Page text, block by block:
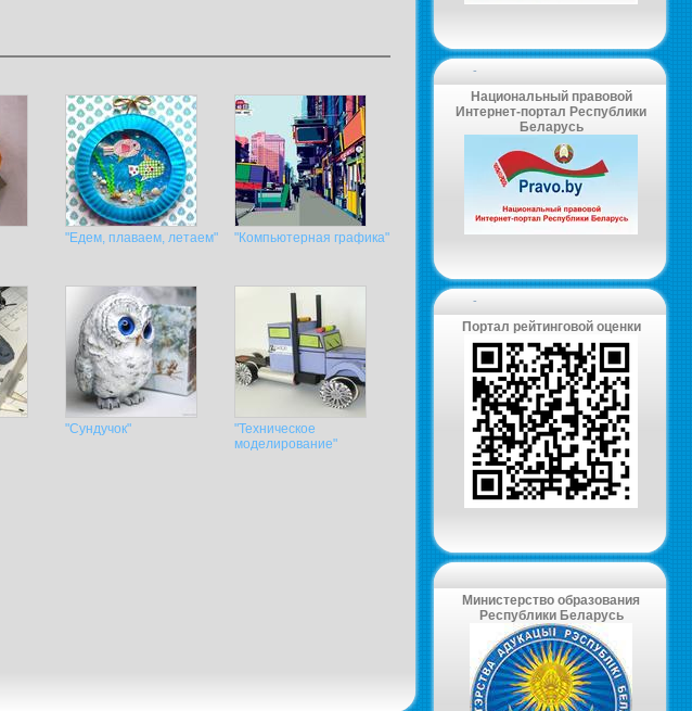
"Едем, плаваем, летаем" "Компьютерная графика"
"Сундучок"
"Техническое
моделирование"
-
Национальный правовой
Интернет-портал Республики
Беларусь
-
Портал рейтинговой оценки
Министерство образования
Республики Беларусь